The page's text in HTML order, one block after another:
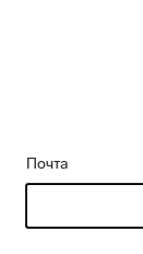
Почта